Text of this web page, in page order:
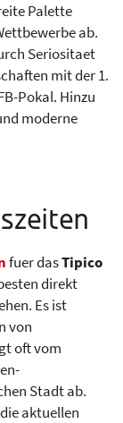
Palette
ab.
Seriositaet
mit der 1.
Pokal. Hinzu
moderne
fuer dasTipico
direkt
Es ist
von
oft vom
Stadt ab.
aktuellen